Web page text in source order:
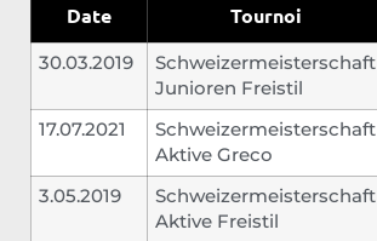
Date Tournoi
30.03.2019
Schweizermeisterschaft
Junioren Freistil
17.07.2021
Schweizermeisterschaft
Aktive Greco
3.05.2019
Schweizermeisterschaft
Aktive Freistil